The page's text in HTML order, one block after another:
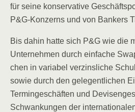
für sei­ne kon­ser­va­ti­ve
P&G‑Konzerns und von Ban­kers
Bis dahin hat­te sich P&G wie die
Unter­neh­men durch ein­fa­che
chen in varia­bel ver­zins­li­che
sowie durch den gele­gent­li­chen
Ter­min­ge­schäf­ten und
Schwan­kun­gen der